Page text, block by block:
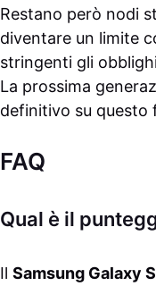
Restano però nodi
diventare un limite
stringenti gli
La prossima
definitivo su questo
FAQ
Qual è il
Il Samsung Galaxy